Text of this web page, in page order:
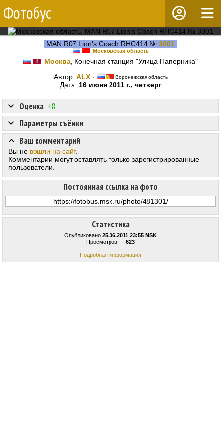
Фотобус
MAN R07 Lion's Coach RHC414 № 3001
Московская область
Москва , Конечная станция "Улица Паперника"
Автор: ALX· Воронежская область
Дата: 16 июня 2011 г., четверг
Статистика
Опубликовано 25.06.2011 23:55 MSK
Просмотров — 623
Подробная информация
Оценка +8
Постоянная ссылка на фото
Параметры съёмки
Ваш комментарий
Вы не вошли на сайт.
Комментарии могут оставлять только зарегистрированные
пользователи.